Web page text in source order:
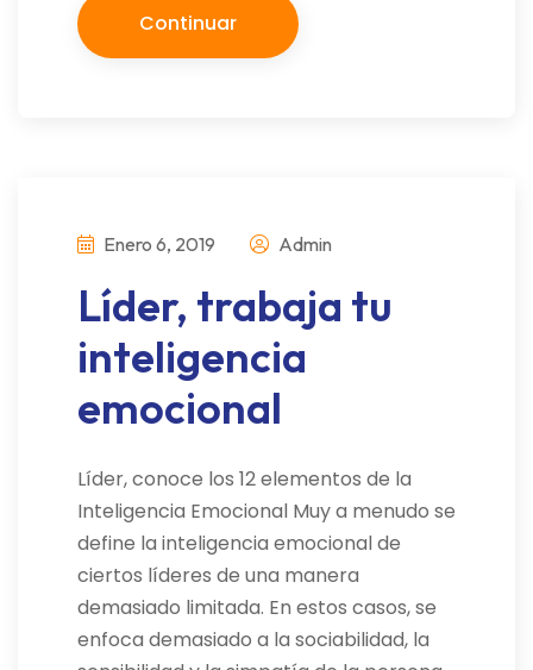
Continuar
Enero 6, 2019 Admin
Líder, trabaja tu
inteligencia
emocional
Líder, conoce los 12 elementos de la
Inteligencia Emocional Muy a menudo se
define la inteligencia emocional de
ciertos líderes de una manera
demasiado limitada. En estos casos, se
enfoca demasiado a la sociabilidad, la